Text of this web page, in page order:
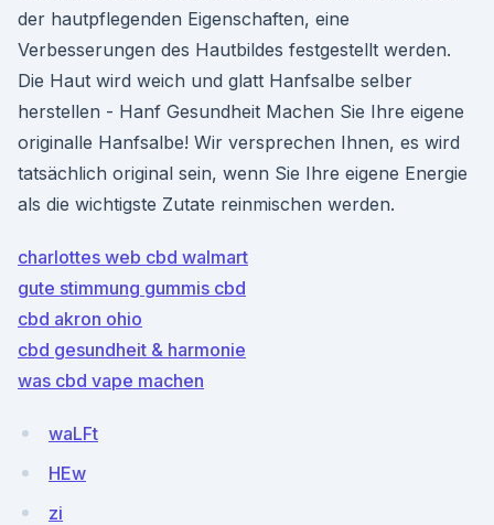
der hautpflegenden Eigenschaften, eine
Verbesserungen des Hautbildes festgestellt werden.
Die Haut wird weich und glatt Hanfsalbe selber
herstellen - Hanf Gesundheit Machen Sie Ihre eigene
originalle Hanfsalbe! Wir versprechen Ihnen, es wird
tatsächlich original sein, wenn Sie Ihre eigene Energie
als die wichtigste Zutate reinmischen werden.
charlottes web cbd walmart
gute stimmung gummis cbd
cbd akron ohio
cbd gesundheit & harmonie
was cbd vape machen
waLFt
HEw
zi